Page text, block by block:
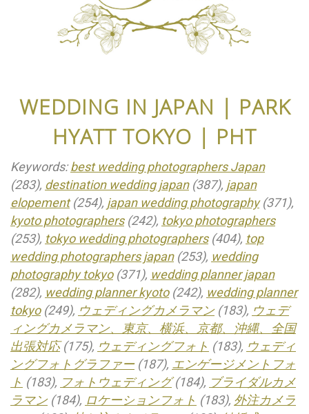
WEDDING IN JAPAN | PARK
HYATT TOKYO | PHT
Keywords:best wedding photographers Japan
(283), destination wedding japan(387), japan
elopement(254), japan wedding photography(371),
kyoto photographers(242), tokyo photographers
(253), tokyo wedding photographers(404), top
wedding photographers japan(253), wedding
photography tokyo(371), wedding planner japan
(282), wedding planner kyoto(242), wedding planner
tokyo(249), ウェディングカメラマン(183), ウェデ
ィングカメラマン、東京、横浜、京都、沖縄、全国
出張対応(175), ウェディングフォト (183), ウェディ
ングフォトグラファー(187), エンゲージメントフォ
ト (183), フォトウェディング(184), ブライダルカメ
ラマン(184), ロケーションフォト (183), 外注カメラ